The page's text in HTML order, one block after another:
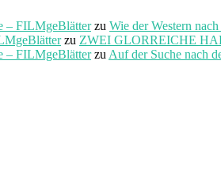
– FILMgeBlätterzu Wie der Western
zu ZWEI GLORREICHE
– FILMgeBlätterzu Auf der Suche nach